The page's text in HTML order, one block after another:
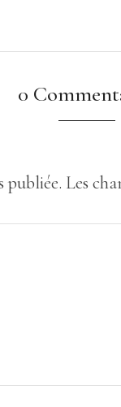
0
publiée. Les